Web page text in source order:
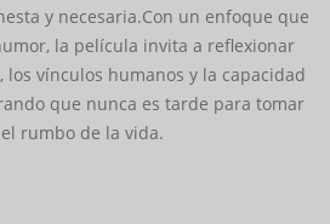
y necesaria.Con un enfoque que
la película invita a reflexionar
vínculos humanos y la capacidad
que nunca es tarde para tomar
rumbo de la vida.